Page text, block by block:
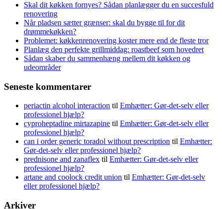
Skal dit køkken fornyes? Sådan planlægger du en succesfuld
renovering
Når pladsen sætter grænser: skal du bygge til for dit
drømmekøkken?
Problemet: køkkenrenovering koster mere end de fleste tror
Planlæg den perfekte grillmiddag: roastbeef som hovedret
Sådan skaber du sammenhæng mellem dit køkken og
udeområder
Seneste kommentarer
periactin alcohol interaction til Emhætter: Gør-det-selv eller
professionel hjælp?
cyproheptadine mirtazapine til Emhætter: Gør-det-selv eller
professionel hjælp?
can i order generic toradol without prescription til Emhætter:
Gør-det-selv eller professionel hjælp?
prednisone and zanaflex til Emhætter: Gør-det-selv eller
professionel hjælp?
artane and coolock credit union til Emhætter: Gør-det-selv
eller professionel hjælp?
Arkiver